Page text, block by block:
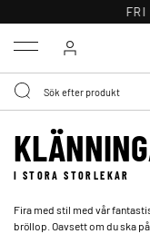
30
Menu
I STORA STORLEKAR
Fira med stil med vår
bröllop. Oavsett om du ska